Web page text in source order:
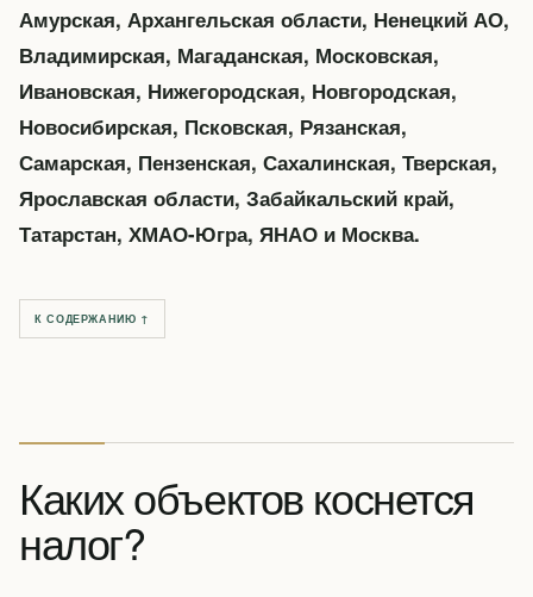
Амурская, Архангельская области, Ненецкий АО,
Владимирская, Магаданская, Московская,
Ивановская, Нижегородская, Новгородская,
Новосибирская, Псковская, Рязанская,
Самарская, Пензенская, Сахалинская, Тверская,
Ярославская области, Забайкальский край,
Татарстан, ХМАО-Югра, ЯНАО и Москва.
К СОДЕРЖАНИЮ ↑
Каких объектов коснется
налог?